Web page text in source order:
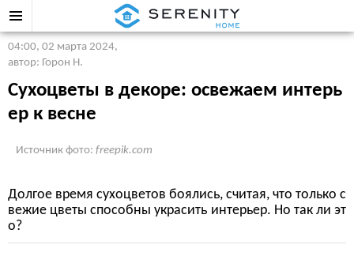
04:00, 02 марта 2024,
автор: Горон Н.
Сухоцветы в декоре: освежаем интерь
ер к весне
Источник фото: freepik.com
Долгое время сухоцветов боялись, считая, что только с
вежие цветы способны украсить интерьер. Но так ли эт
о?